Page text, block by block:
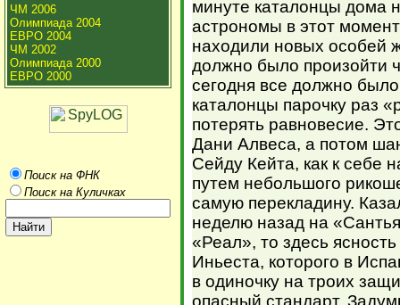
ЧМ 2006
Олимпиада 2004
ЕВРО 2004
ЧМ 2002
Олимпиада 2000
ЕВРО 2000
Поиск на ФНК
Поиск на Куличках
минуте каталонцы дома
астрономы в этот
находили новых особей
должно было произойти
сегодня все должно
каталонцы парочку раз
потерять равновесие.
Дани Алвеса, а потом
Сейду Кейта, как к себе
путем небольшого
самую перекладину.
неделю назад на
«Реал», то здесь
Иньеста, которого в
в одиночку на троих
опасный стандарт.